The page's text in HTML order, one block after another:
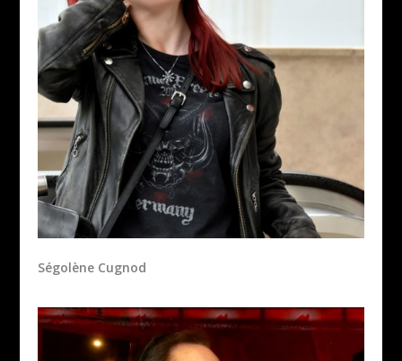
Ségolène Cugnod